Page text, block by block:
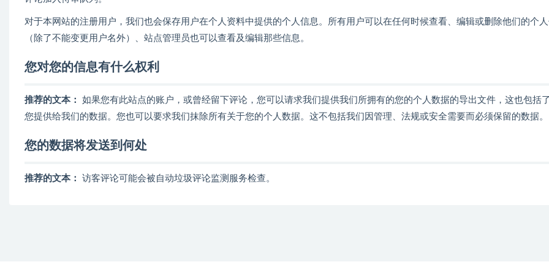
对于本网站的注册用户，我们也会保存用户在个人资料中提供的个人信息。所有用户可以在任何时候查看、编辑或删除他们的个
（除了不能变更用户名外）、站点管理员也可以查看及编辑那些信息。
您对您的信息有什么权利
推荐的文本： 如果您有此站点的账户，或曾经留下评论，您可以请求我们提供我们所拥有的您的个人数据的导出文件，这也包括
您提供给我们的数据。您也可以要求我们抹除所有关于您的个人数据。这不包括我们因管理、法规或安全需要而必须保留的数据。
您的数据将发送到何处
推荐的文本： 访客评论可能会被自动垃圾评论监测服务检查。